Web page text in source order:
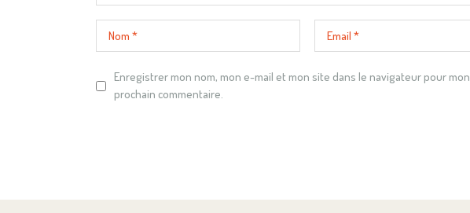
Enregistrer mon nom, mon e-mail et mon site dans le navigateur pour mon
prochain commentaire.